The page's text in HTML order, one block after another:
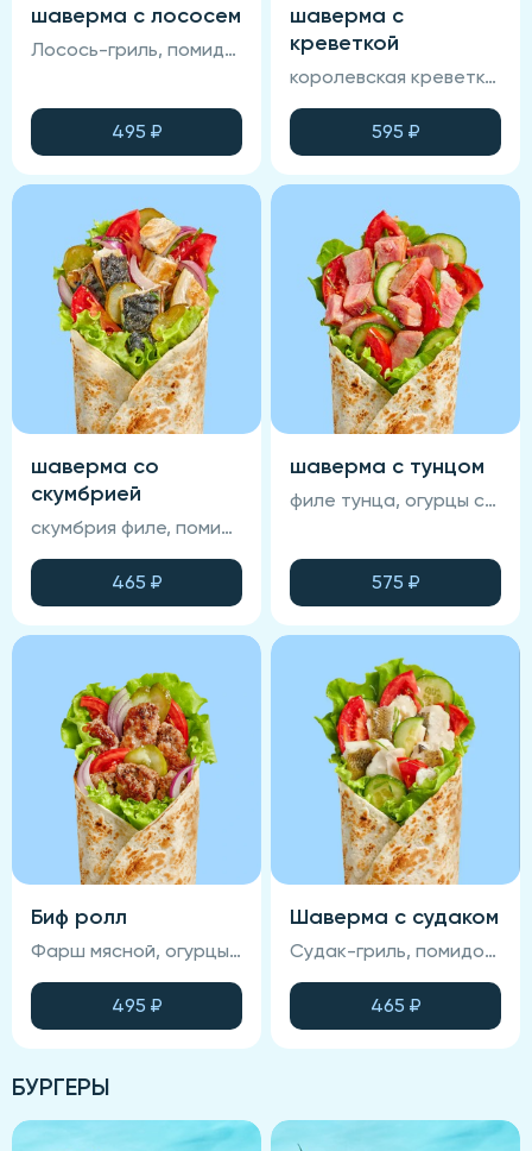
шаверма с лососем
Лосось-гриль, помидор свежий, огурец свежий, салат Айсберг, лаваш, соус Фирменный.
495 ₽
шаверма с
креветкой
королевская креветка, помидор свежий, огурец свежий, зеленый салат, лаваш, соус спайси, соус фирменный
595 ₽
шаверма со
скумбрией
скумбрия филе, помидор свежий, лук красный маринованный, огурец маринованный, зеленый салат, лаваш, соус горчичный, соус томатный
465 ₽
шаверма с тунцом
филе тунца, огурцы свежие, соус терияки, помидоры, зеленый салат, соус фирменный, лаваш
575 ₽
Биф ролл
Фарш мясной, огурцы маринованные, пекинская капуста, лук красный маринованный, соус для шавермы, соус фирменный, лаваш, помидоры
495 ₽
Шаверма с судаком
Судак-гриль, помидор, огурец свежий, салат Айсберг, лаваш, соус Фирменный.
465 ₽
БУРГЕРЫ